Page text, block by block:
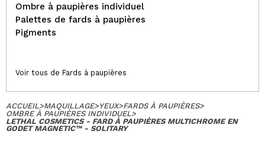
Ombre à paupières individuel
Palettes de fards à paupières
Pigments
Voir tous de Fards à paupières
ACCUEIL>MAQUILLAGE>YEUX>FARDS À PAUPIÈRES>
OMBRE À PAUPIÈRES INDIVIDUEL>
LETHAL COSMETICS - FARD À PAUPIÈRES MULTICHROME EN
GODET MAGNETIC™ - SOLITARY